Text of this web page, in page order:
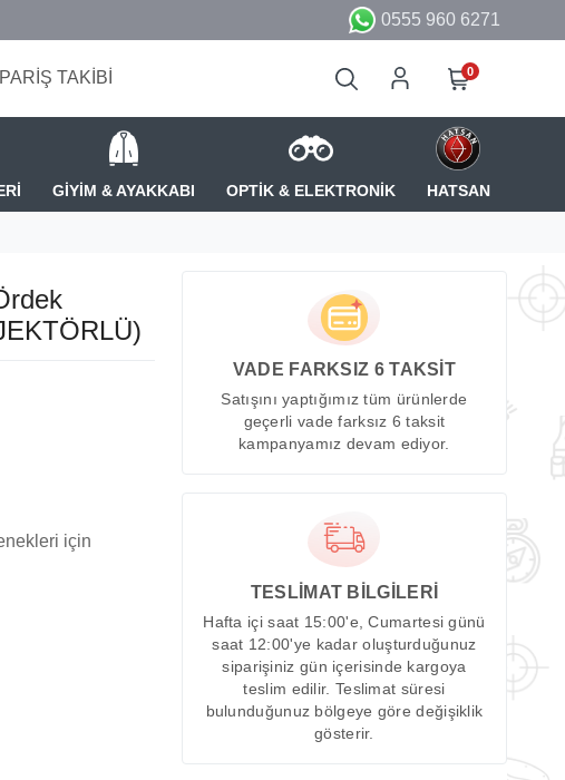
0555 960 6271
TAKİBİ 0
GİYİM & AYAKKABI OPTİK & ELEKTRONİK HATSAN
için
VADE FARKSIZ 6 TAKSİT
Satışını yaptığımız tüm ürünlerde
geçerli vade farksız 6 taksit
kampanyamız devam ediyor.
TESLİMAT BİLGİLERİ
Hafta içi saat 15:00'e, Cumartesi günü
saat 12:00'ye kadar oluşturduğunuz
siparişiniz gün içerisinde kargoya
teslim edilir. Teslimat süresi
bulunduğunuz bölgeye göre değişiklik
gösterir.